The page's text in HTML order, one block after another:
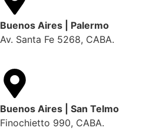
Buenos Aires | Palermo
Av. Santa Fe 5268, CABA.
Buenos Aires | San Telmo
Finochietto 990, CABA.